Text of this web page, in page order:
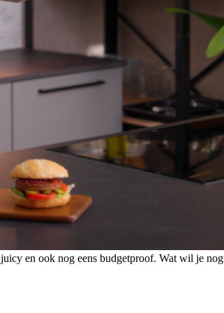
en ook nog eens budgetproof. Wat wil je nog